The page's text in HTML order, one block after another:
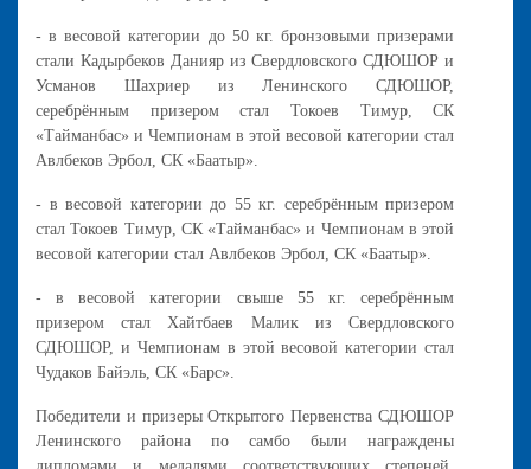
- в весовой категории до 50 кг. бронзовыми призерами
стали Кадырбеков Данияр из Свердловского СДЮШОР и
Усманов Шахриер из Ленинского СДЮШОР,
серебрённым призером стал Токоев Тимур, СК
«Тайманбас» и Чемпионам в этой весовой категории стал
Авлбеков Эрбол, СК «Баатыр».
- в весовой категории до 55 кг. серебрённым призером
стал Токоев Тимур, СК «Тайманбас» и Чемпионам в этой
весовой категории стал Авлбеков Эрбол, СК «Баатыр».
- в весовой категории свыше 55 кг. серебрённым
призером стал Хайтбаев Малик из Свердловского
СДЮШОР, и Чемпионам в этой весовой категории стал
Чудаков Байэль, СК «Барс».
Победители и призеры Открытого Первенства СДЮШОР
Ленинского района по самбо были награждены